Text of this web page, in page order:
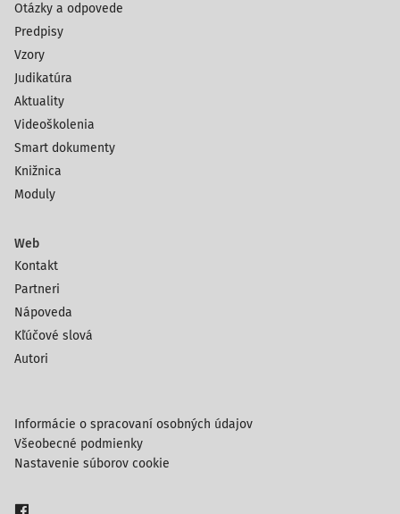
Otázky a odpovede
Predpisy
Vzory
Judikatúra
Aktuality
Videoškolenia
Smart dokumenty
Knižnica
Moduly
Web
Kontakt
Partneri
Nápoveda
Kľúčové slová
Autori
Informácie o spracovaní osobných údajov
Všeobecné podmienky
Nastavenie súborov cookie